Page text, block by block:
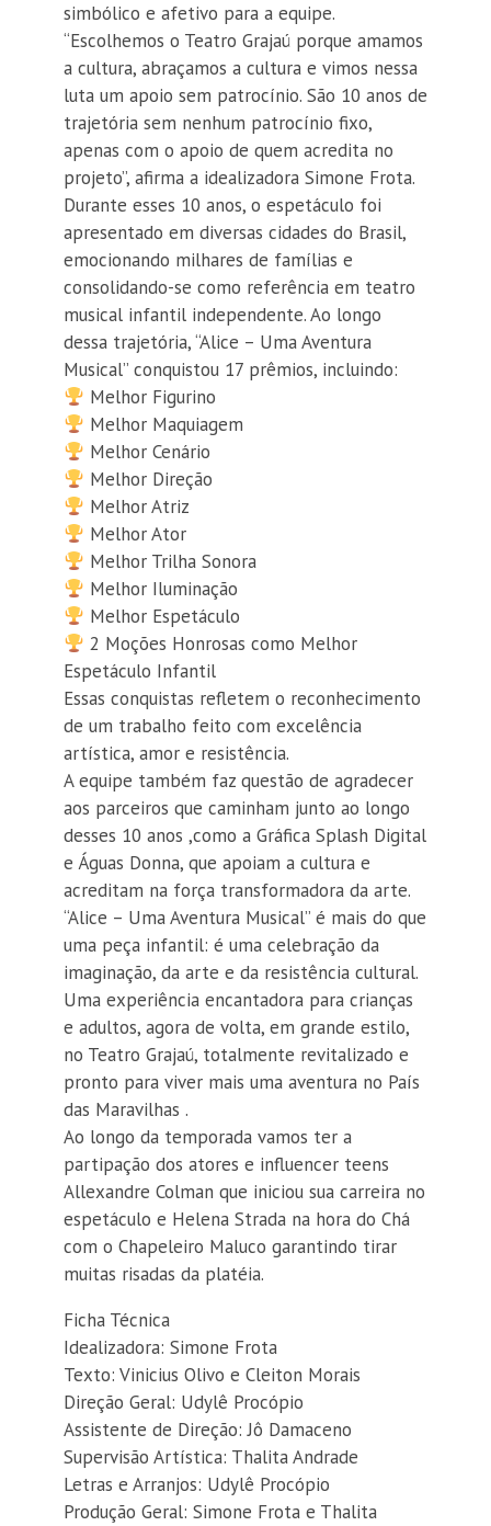
simbólico e afetivo para a equipe.
“Escolhemos o Teatro Grajaú porque amamos
a cultura, abraçamos a cultura e vimos nessa
luta um apoio sem patrocínio. São 10 anos de
trajetória sem nenhum patrocínio fixo,
apenas com o apoio de quem acredita no
projeto”, afirma a idealizadora Simone Frota.
Durante esses 10 anos, o espetáculo foi
apresentado em diversas cidades do Brasil,
emocionando milhares de famílias e
consolidando-se como referência em teatro
musical infantil independente. Ao longo
dessa trajetória, “Alice – Uma Aventura
Musical” conquistou 17 prêmios, incluindo:
Melhor Figurino
Melhor Maquiagem
Melhor Cenário
Melhor Direção
Melhor Atriz
Melhor Ator
Melhor Trilha Sonora
Melhor Iluminação
Melhor Espetáculo
2 Moções Honrosas como Melhor
Espetáculo Infantil
Essas conquistas refletem o reconhecimento
de um trabalho feito com excelência
artística, amor e resistência.
A equipe também faz questão de agradecer
aos parceiros que caminham junto ao longo
desses 10 anos ,como a Gráfica Splash Digital
e Águas Donna, que apoiam a cultura e
acreditam na força transformadora da arte.
“Alice – Uma Aventura Musical” é mais do que
uma peça infantil: é uma celebração da
imaginação, da arte e da resistência cultural.
Uma experiência encantadora para crianças
e adultos, agora de volta, em grande estilo,
no Teatro Grajaú, totalmente revitalizado e
pronto para viver mais uma aventura no País
das Maravilhas .
Ao longo da temporada vamos ter a
partipação dos atores e influencer teens
Allexandre Colman que iniciou sua carreira no
espetáculo e Helena Strada na hora do Chá
com o Chapeleiro Maluco garantindo tirar
muitas risadas da platéia.
Ficha Técnica
Idealizadora: Simone Frota
Texto: Vinicius Olivo e Cleiton Morais
Direção Geral: Udylê Procópio
Assistente de Direção: Jô Damaceno
Supervisão Artística: Thalita Andrade
Letras e Arranjos: Udylê Procópio
Produção Geral: Simone Frota e Thalita